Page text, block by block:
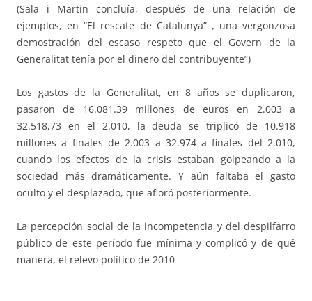
(Sala i Martin concluía, después de una relación de
ejemplos, en “El rescate de Catalunya” , una vergonzosa
demostración del escaso respeto que el Govern de la
Generalitat tenía por el dinero del contribuyente”)
Los gastos de la Generalitat, en 8 años se duplicaron,
pasaron de 16.081.39 millones de euros en 2.003 a
32.518,73 en el 2.010, la deuda se triplicó de 10.918
millones a finales de 2.003 a 32.974 a finales del 2.010,
cuando los efectos de la crisis estaban golpeando a la
sociedad más dramáticamente. Y aún faltaba el gasto
oculto y el desplazado, que afloró posteriormente.
La percepción social de la incompetencia y del despilfarro
público de este período fue mínima y complicó y de qué
manera, el relevo político de 2010